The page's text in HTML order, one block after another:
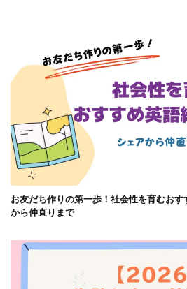
お友だち作りの第一歩！社会性を育むお
から仲直りまで